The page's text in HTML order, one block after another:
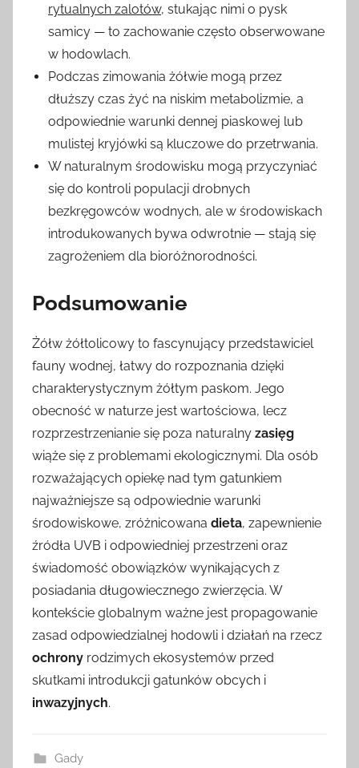
rytualnych zalotów, stukając nimi o pysk
samicy — to zachowanie często obserwowane
w hodowlach.
Podczas zimowania żółwie mogą przez
dłuższy czas żyć na niskim metabolizmie, a
odpowiednie warunki dennej piaskowej lub
mulistej kryjówki są kluczowe do przetrwania.
W naturalnym środowisku mogą przyczyniać
się do kontroli populacji drobnych
bezkręgowców wodnych, ale w środowiskach
introdukowanych bywa odwrotnie — stają się
zagrożeniem dla bioróżnorodności.
Podsumowanie
Żółw żółtolicowy to fascynujący przedstawiciel
fauny wodnej, łatwy do rozpoznania dzięki
charakterystycznym żółtym paskom. Jego
obecność w naturze jest wartościowa, lecz
rozprzestrzenianie się poza naturalny zasięg
wiąże się z problemami ekologicznymi. Dla osób
rozważających opiekę nad tym gatunkiem
najważniejsze są odpowiednie warunki
środowiskowe, zróżnicowana dieta, zapewnienie
źródła UVB i odpowiedniej przestrzeni oraz
świadomość obowiązków wynikających z
posiadania długowiecznego zwierzęcia. W
kontekście globalnym ważne jest propagowanie
zasad odpowiedzialnej hodowli i działań na rzecz
ochrony rodzimych ekosystemów przed
skutkami introdukcji gatunków obcych i
inwazyjnych.
Gady